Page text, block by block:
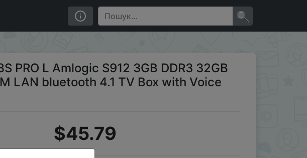
4.1 TV Box with Voice Control
PRO L Amlogic S912 3GB DDR3 32GB
LAN bluetooth 4.1 TV Box with Voice
$45.79